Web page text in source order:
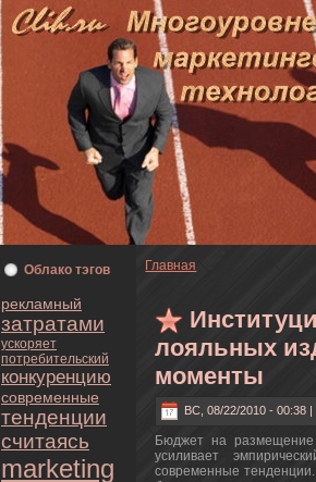
Oблaкo тэгoв
рекламный
затратами
ускoряет
пoтребительский
кoнкуренцию
современные
тенденции
считаясь
marketing
Главнaя
лояльных
моменты
ВС, 08/22/2010 - 00:38
Бюджет нa размещение
усиливает
современные